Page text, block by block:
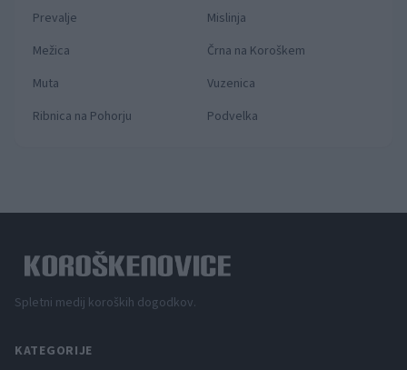
Prevalje
Mislinja
Mežica
Črna na Koroškem
Muta
Vuzenica
Ribnica na Pohorju
Podvelka
Spletni medij koroških dogodkov.
KATEGORIJE